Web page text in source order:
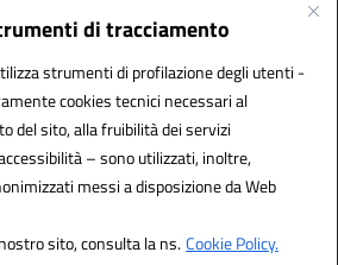
di tracciamento
strumenti di profilazione degli utenti -
cookies tecnici necessari al
del sito, alla fruibilità dei servizi
– sono utilizzati, inoltre,
messi a disposizione da Web
sito, consulta la ns.Cookie Policy.
San Pietro (CA)
(PEC):CAIC84700T@pec.istruzione.it
Powered by 3D Solution S.r.l.